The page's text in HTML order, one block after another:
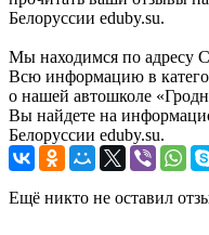
Белоруссии eduby.su.
Мы находимся по адресу
Всю информацию в
о нашей автошколе
Вы найдете на
Белоруссии eduby.su.
Ещё никто не оставил